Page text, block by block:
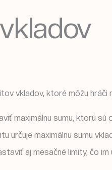
vkladov, ktoré môžu
maximálnu sumu, ktorú sú
určuje maximálnu sumu
aj mesačné limity, čo